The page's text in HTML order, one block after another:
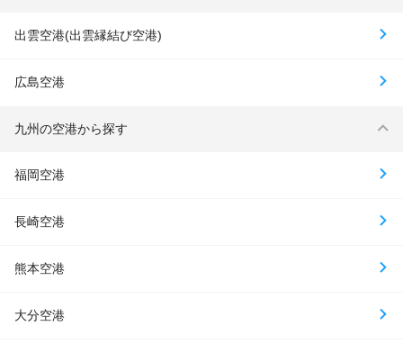
出雲空港(出雲縁結び空港)
広島空港
九州の空港から探す
福岡空港
長崎空港
熊本空港
大分空港